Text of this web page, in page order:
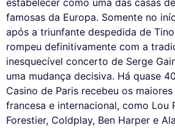
estabelecer como uma das casas
famosas da Europa. Somente no
após a triunfante despedida de
rompeu definitivamente com a
inesquecível concerto de Serge
uma mudança decisiva. Há quase
Casino de Paris recebeu os
francesa e internacional, como Lou
Forestier, Coldplay, Ben Harper e